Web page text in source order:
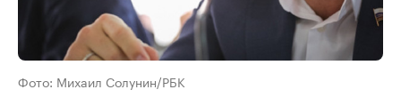
Фото: Михаил Солунин/РБК